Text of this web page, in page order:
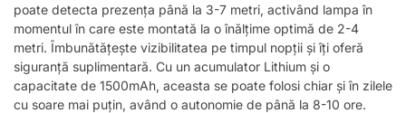
poate detecta prezența până la 3-7 metri, activând lampa în
momentul în care este montată la o înălțime optimă de 2-4
metri. Îmbunătățește vizibilitatea pe timpul nopții și îți oferă
siguranță suplimentară. Cu un acumulator Lithium și o
capacitate de 1500mAh, aceasta se poate folosi chiar și în zilele
cu soare mai puțin, având o autonomie de până la 8-10 ore.